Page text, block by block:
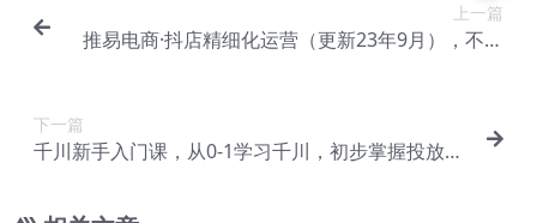
上一篇
推易电商·抖店精细化运营（更新23年9月），不直
下一篇
千川新手入门课，从0-1学习千川，初步掌握投放方